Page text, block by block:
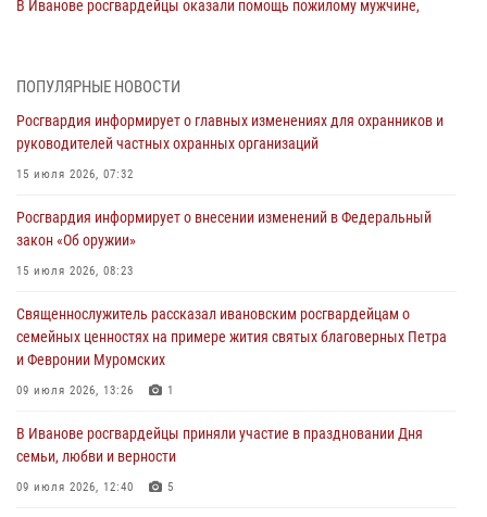
В Иванове росгвардейцы оказали помощь пожилому мужчине,
торжественных мероприятиях, посвященных празднованию Дня
Воздушно-десантных войск
02 августа 2026, 11:46
Мероприятия в рамках акции «Каникулы с Росгвардией»
продолжаются в Ивановской области
31 июля 2026, 11:08
В Ивановской области при содействии Росгвардии задержаны
подозреваемые в серии автомобильных краж
30 июля 2026, 12:41
празднования Дня Крещения Руси
ПОПУЛЯРНЫЕ НОВОСТИ
Росгвардия информирует о главных изменениях для охранников и
руководителей частных охранных организаций
15 июля 2026, 07:32
Росгвардия информирует о внесении изменений в Федеральный
закон «Об оружии»
15 июля 2026, 08:23
Священнослужитель рассказал ивановским росгвардейцам о
семейных ценностях на примере жития святых благоверных Петра
и Февронии Муромских
09 июля 2026, 13:26 1
В Иванове росгвардейцы приняли участие в праздновании Дня
семьи, любви и верности
09 июля 2026, 12:40 5